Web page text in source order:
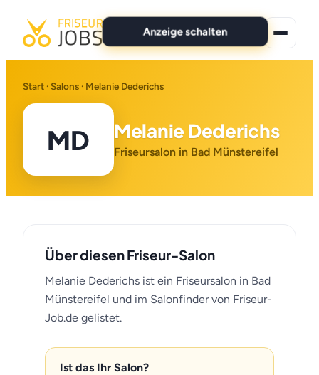
Anzeige schalten
Alle Jobs
Für Bewerber
Anzeige schalten
Start · Salons · Melanie Dederichs
MD Melanie Dederichs
Friseursalon in Bad Münstereifel
Über diesen Friseur-Salon
Melanie Dederichs ist ein Friseursalon in Bad
Münstereifel und im Salonfinder von Friseur-
Job.de gelistet.
Ist das Ihr Salon?